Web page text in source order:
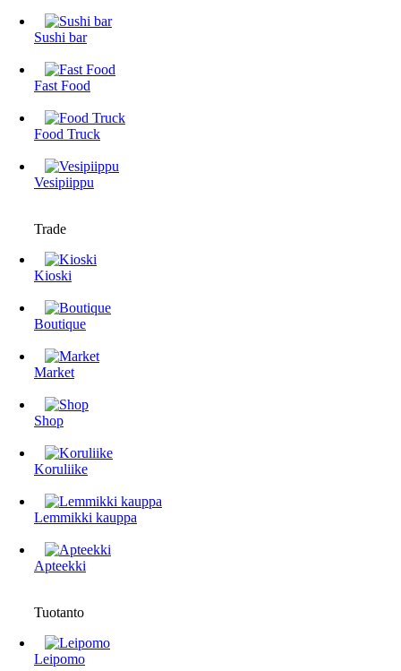
Sushi bar
Fast Food
Food Truck
Vesipiippu
Trade
Kioski
Boutique
Market
Shop
Koruliike
Lemmikki kauppa
Apteekki
Tuotanto
Leipomo